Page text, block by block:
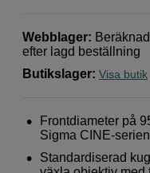
Webblager:
efter lagd beställning
Butikslager: Visa butik
Frontdiameter på
Sigma CINE-
Standardiserad